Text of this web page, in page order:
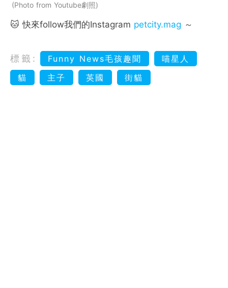
Photo from Youtube劇照
🐱 快來follow我們的Instagram petcity.mag ～
標籤: Funny News毛孩趣聞
喵星人
貓
主子 英國 街貓